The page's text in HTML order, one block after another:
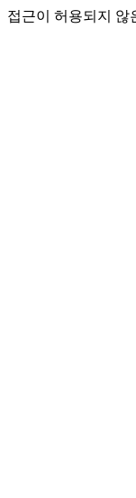
접근이 허용되지 않